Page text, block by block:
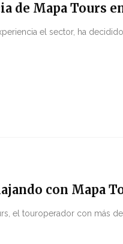
de Mapa Tours
el sector, ha
con Mapa
el touroperador con más